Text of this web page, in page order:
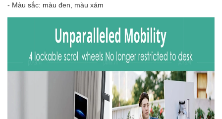
- Màu sắc: màu đen, màu xám